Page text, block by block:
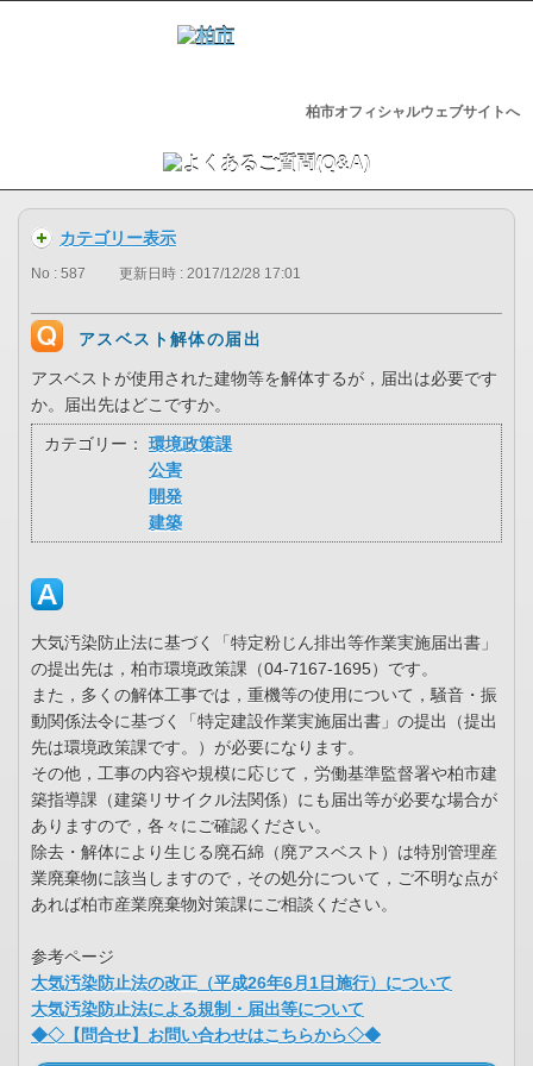
柏市オフィシャルウェブサイトへ
カテゴリー表示
No : 587 更新日時 : 2017/12/28 17:01
アスベスト解体の届出
アスベストが使用された建物等を解体するが，届出は必要です
か。届出先はどこですか。
カテゴリー：
環境政策課
公害
開発
建築
大気汚染防止法に基づく「特定粉じん排出等作業実施届出書」
の提出先は，柏市環境政策課（04-7167-1695）です。
また，多くの解体工事では，重機等の使用について，騒音・振
動関係法令に基づく「特定建設作業実施届出書」の提出（提出
先は環境政策課です。）が必要になります。
その他，工事の内容や規模に応じて，労働基準監督署や柏市建
築指導課（建築リサイクル法関係）にも届出等が必要な場合が
ありますので，各々にご確認ください。
除去・解体により生じる廃石綿（廃アスベスト）は特別管理産
業廃棄物に該当しますので，その処分について，ご不明な点が
あれば柏市産業廃棄物対策課にご相談ください。
参考ページ
大気汚染防止法の改正（平成26年6月1日施行）について
大気汚染防止法による規制・届出等について
◆◇【問合せ】お問い合わせはこちらから◇◆